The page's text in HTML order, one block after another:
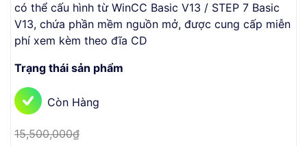
có thể cấu hình từ WinCC Basic V13 / STEP 7 Basic
V13, chứa phần mềm nguồn mở, được cung cấp miễn
phí xem kèm theo đĩa CD
Trạng thái sản phẩm
Còn Hàng
15,500,000₫